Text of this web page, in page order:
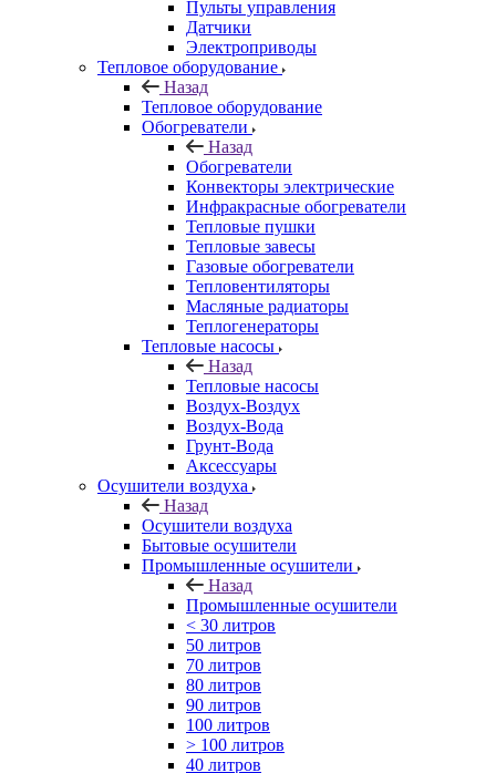
Пульты управления
Датчики
Электроприводы
Тепловое оборудование
Назад
Тепловое оборудование
Обогреватели
Назад
Обогреватели
Конвекторы электрические
Инфракрасные обогреватели
Тепловые пушки
Тепловые завесы
Газовые обогреватели
Тепловентиляторы
Масляные радиаторы
Теплогенераторы
Тепловые насосы
Назад
Тепловые насосы
Воздух-Воздух
Воздух-Вода
Грунт-Вода
Аксессуары
Осушители воздуха
Назад
Осушители воздуха
Бытовые осушители
Промышленные осушители
Назад
Промышленные осушители
< 30 литров
50 литров
70 литров
80 литров
90 литров
100 литров
> 100 литров
40 литров